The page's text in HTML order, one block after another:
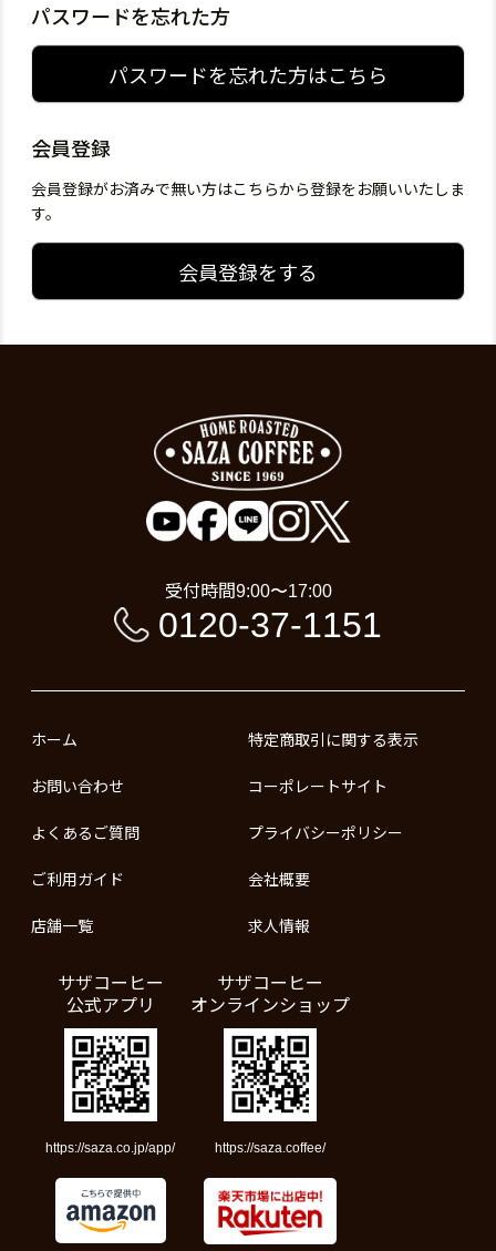
パスワードを忘れた方
パスワードを忘れた方はこちら
会員登録
会員登録がお済みで無い方はこちらから登録をお願いいたしま
す。
会員登録をする
受付時間9:00〜17:00
0120-37-1151
ホーム
お問い合わせ
よくあるご質問
ご利用ガイド
店舗一覧
特定商取引に関する表示
コーポレートサイト
プライバシーポリシー
会社概要
求人情報
サザコーヒー
公式アプリ
https://saza.co.jp/app/
サザコーヒー
オンラインショップ
https://saza.coffee/